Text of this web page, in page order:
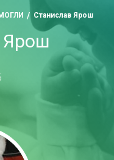
Станислав Ярош
Ярош